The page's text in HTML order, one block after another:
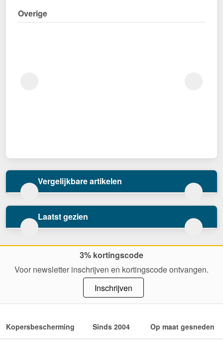
Overige
Vergelijkbare artikelen
Laatst gezien
3% kortingscode
Voor newsletter inschrijven en kortingscode ontvangen.
Inschrijven
Kopersbescherming Sinds 2004 Op maat gesneden